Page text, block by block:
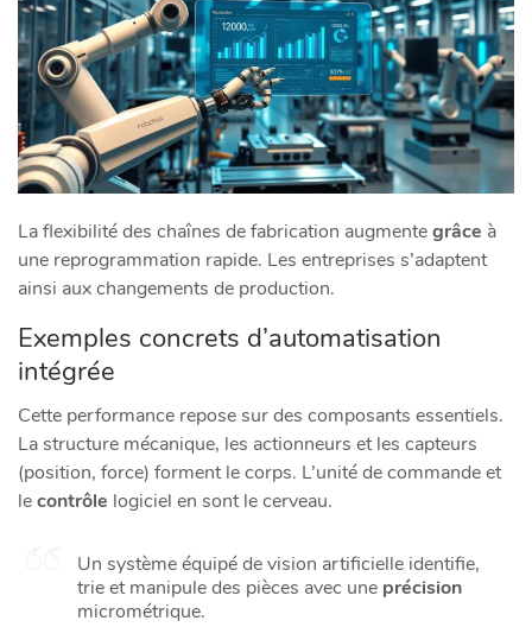
La flexibilité des chaînes de fabrication augmentegrâce à
une reprogrammation rapide. Les entreprises s’adaptent
ainsi aux changements de production.
Exemples concrets d’automatisation
intégrée
Cette performance repose sur des composants essentiels.
La structure mécanique, les actionneurs et les capteurs
(position, force) forment le corps. L’unité de commande et
lecontrôle logiciel en sont le cerveau.
Un système équipé de vision artificielle identifie,
trie et manipule des pièces avec une précision
micrométrique.